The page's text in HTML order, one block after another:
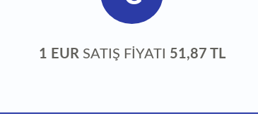
1 EUR SATIŞ FİYATI 51,87 TL